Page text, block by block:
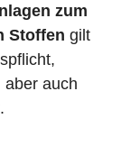
zum
Stoffen gilt
aber auch